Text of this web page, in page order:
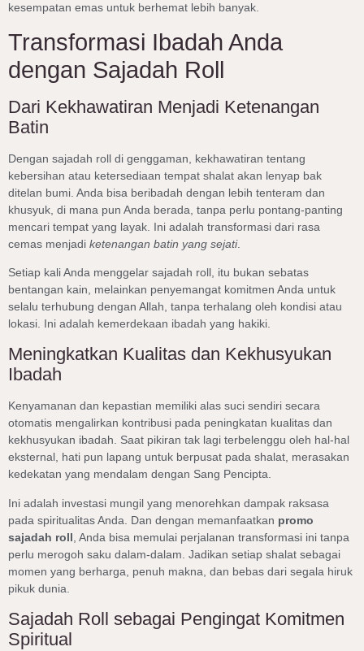
kesempatan emas untuk berhemat lebih banyak.
Transformasi Ibadah Anda
dengan Sajadah Roll
Dari Kekhawatiran Menjadi Ketenangan
Batin
Dengan sajadah roll di genggaman, kekhawatiran tentang
kebersihan atau ketersediaan tempat shalat akan lenyap bak
ditelan bumi. Anda bisa beribadah dengan lebih tenteram dan
khusyuk, di mana pun Anda berada, tanpa perlu pontang-panting
mencari tempat yang layak. Ini adalah transformasi dari rasa
cemas menjadi ketenangan batin yang sejati.
Setiap kali Anda menggelar sajadah roll, itu bukan sebatas
bentangan kain, melainkan penyemangat komitmen Anda untuk
selalu terhubung dengan Allah, tanpa terhalang oleh kondisi atau
lokasi. Ini adalah kemerdekaan ibadah yang hakiki.
Meningkatkan Kualitas dan Kekhusyukan
Ibadah
Kenyamanan dan kepastian memiliki alas suci sendiri secara
otomatis mengalirkan kontribusi pada peningkatan kualitas dan
kekhusyukan ibadah. Saat pikiran tak lagi terbelenggu oleh hal-hal
eksternal, hati pun lapang untuk berpusat pada shalat, merasakan
kedekatan yang mendalam dengan Sang Pencipta.
Ini adalah investasi mungil yang menorehkan dampak raksasa
pada spiritualitas Anda. Dan dengan memanfaatkan promo
sajadah roll , Anda bisa memulai perjalanan transformasi ini tanpa
perlu merogoh saku dalam-dalam. Jadikan setiap shalat sebagai
momen yang berharga, penuh makna, dan bebas dari segala hiruk
pikuk dunia.
Sajadah Roll sebagai Pengingat Komitmen
Spiritual